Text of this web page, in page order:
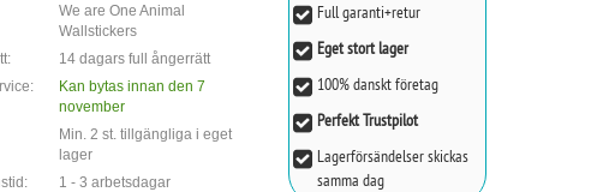
We are One Animal
Wallstickers
14 dagars full ångerrätt
Kan bytas innan den 7
november
Min. 2 st. tillgängliga i eget
lager
1 - 3 arbetsdagar
Full garanti+retur
Eget stort lager
100% danskt företag
Perfekt Trustpilot
Lagerförsändelser skickas
samma dag